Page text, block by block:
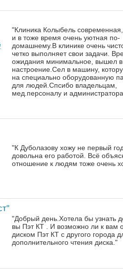
"Клиника Колыбель
и в тоже время очень уютная по-
домашнему.В клинике очень
четко выполняет свои задачи.
ожидания минимальное, вышел
настроение.Сел в машину,
на специально оборудованную
для людей.Спсибо владельцам,
мед.персоналу и
"К Дуболазову хожу не первый
довольна его работой. Всё
отношение к людям тоже очень
"Добрый день.Хотела бы узнать
вы Пэт КТ . И возможно ли к вам
диском Пэт КТ с другого города
дополнительного чтения диска."